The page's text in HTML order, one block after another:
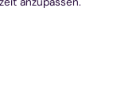
0686979, E-